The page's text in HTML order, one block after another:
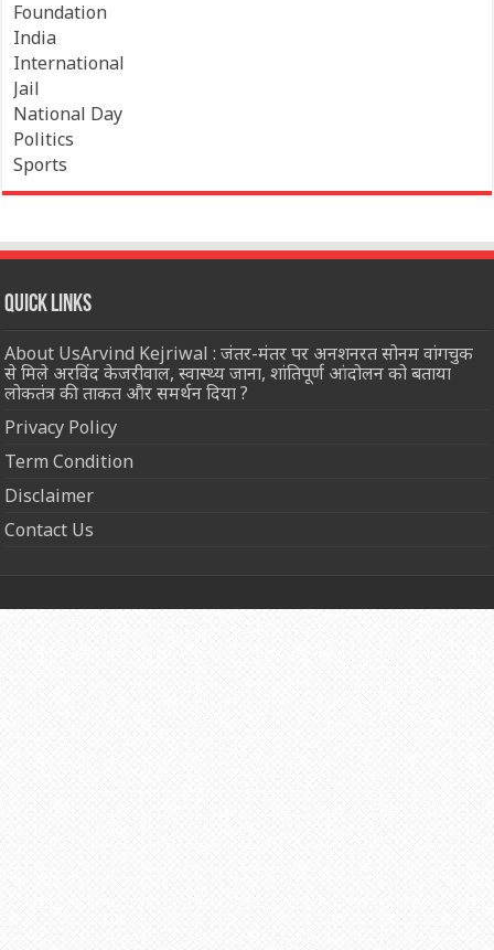
Foundation
India
International
Jail
National Day
Politics
Sports
Quick Links
About UsArvind Kejriwal : जंतर-मंतर पर अनशनरत सोनम वांगचुक
से मिले अरविंद केजरीवाल, स्वास्थ्य जाना, शांतिपूर्ण आंदोलन को बताया
लोकतंत्र की ताकत और समर्थन दिया ?
Privacy Policy
Term Condition
Disclaimer
Contact Us